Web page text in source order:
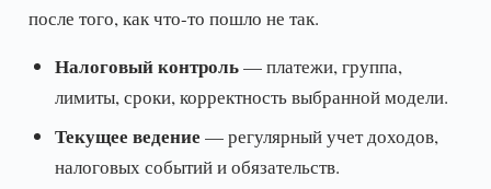
после того, как что-то пошло не так.
Налоговый контроль— платежи, группа,
лимиты, сроки, корректность выбранной модели.
Текущее ведение — регулярный учет доходов,
налоговых событий и обязательств.